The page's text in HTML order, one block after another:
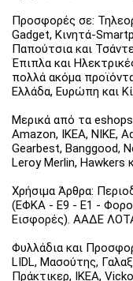
Προσφορές σε:
Gadget, Κινητά-
Παπούτσια και
Έπιπλα και
πολλά ακόμα
Ελλάδα, Ευρώπη και
Μερικά από τα
Amazon, IKEA, NIKE,
Gearbest, Banggood,
Leroy Merlin, Hawkers
Χρήσιμα Άρθρα:
(ΕΦΚΑ - Ε9 - Ε1 -
Εισφορές). ΑΑΔΕ
Φυλλάδια και
LIDL, Μασούτης,
Πράκτικερ, ΙΚΕΑ,